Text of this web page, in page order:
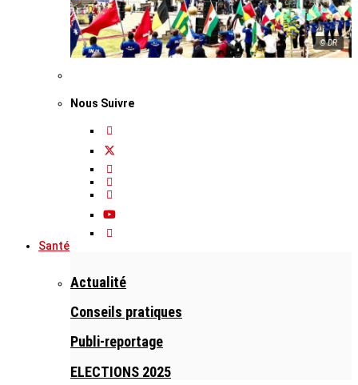
© DR
Nous Suivre
Santé
Actualité
Conseils pratiques
Publi-reportage
ELECTIONS 2025